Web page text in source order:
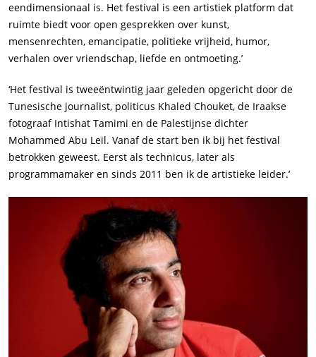
eendimensionaal is. Het festival is een artistiek platform dat
ruimte biedt voor open gesprekken over kunst,
mensenrechten, emancipatie, politieke vrijheid, humor,
verhalen over vriendschap, liefde en ontmoeting.’
‘Het festival is tweeëntwintig jaar geleden opgericht door de
Tunesische journalist, politicus Khaled Chouket, de Iraakse
fotograaf Intishat Tamimi en de Palestijnse dichter
Mohammed Abu Leil. Vanaf de start ben ik bij het festival
betrokken geweest. Eerst als technicus, later als
programmamaker en sinds 2011 ben ik de artistieke leider.’